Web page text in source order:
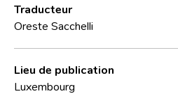
Traducteur
Oreste Sacchelli
Lieu de publication
Luxembourg